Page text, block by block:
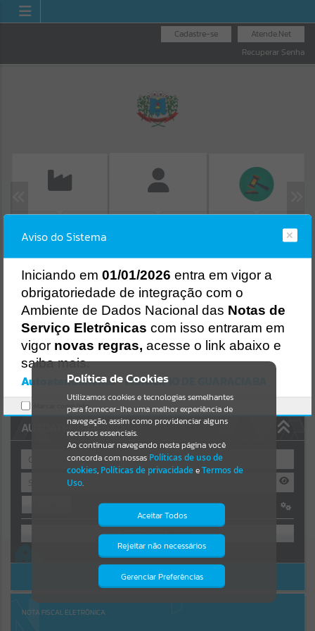
Atende.Net
Cadastre-se
Recuperar Senha
ISS/ALVARÁ
Resultados para""
Portais
Por favor, aguarde...
NOTÍCIAS
Por favor, aguarde...
Por favor, aguarde...
AUTOATENDIMENTO
OU
Cadastre-se|Recuperar Senha
ACESSAR SEM LOGIN
NOTA FISCAL ELETRÔNICA
Política de Cookies
Utilizamos cookies e tecnologias semelhantes
para fornecer-lhe uma melhor experiência de
navegação, assim como providenciar alguns
recursos essenciais.
Ao continuar navegando nesta página você
concorda com nossas Políticas de uso de
cookies, Políticas de privacidadeeTermos de
Uso.
Aceitar Todos
Rejeitar não necessários
Gerenciar Preferências
Isto significa que diversos recursos
providenciados poderão não estar
Aviso do Sistema
Iniciando em 01/01/2026 entra em vigor a
obrigatoriedade de integração com o
Ambiente de Dados Nacional das Notas de
Serviço Eletrônicas com isso entraram em
vigor novas regras, acesse o link abaixo e
saiba mais.
Autoatendimento - MUNICIPIO DE GUARACIABA
Marcar como lido.
Erro
Gerenciamento do Sistema
CÓDIGO DA MENSAGEM:
Ocorreu um erro de script:
Uncaught SyntaxError: Unexpected token '('
https://guaraciaba.atende.net/cidadao/pagina/static/bundle/wpo_in
dex_2_base_l2_portal_editores_sync_d9fb77cfd5741fafc9972edc7a6
41fea.js?v=83d4f602:47
Verificar Mais Detalhes